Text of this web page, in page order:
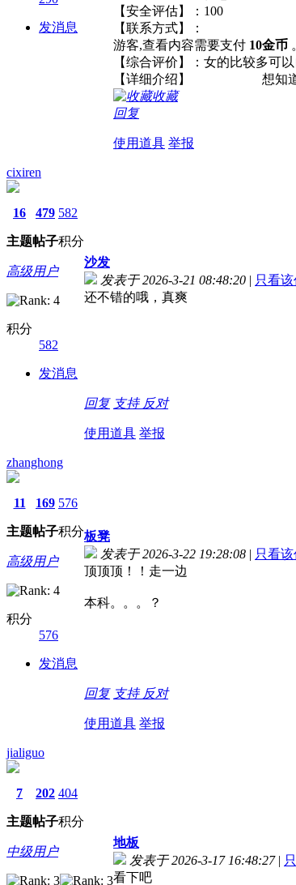
发消息
【安全评估】：100
【联系方式】：
游客,查看内容需要支付 10金币
【综合评价】：女的比
【详细介绍】 想知道详
收藏
回复
使用道具 举报
cixiren
16
主题
479
帖子
582
积分
高级用户
积分
582
发消息
沙发
发表于 2026-3-21 08:48:20 | 只看
还不错的哦，真爽
回复 支持 反对
使用道具 举报
zhanghong
11
主题
169
帖子
576
积分
高级用户
积分
576
发消息
板凳
发表于 2026-3-22 19:28:08 | 只看
顶顶顶！！走一边
本科。。。？
回复 支持 反对
使用道具 举报
jialiguo
7
主题
202
帖子
404
积分
中级用户
地板
发表于 2026-3-17 16:48:27 |
看下吧